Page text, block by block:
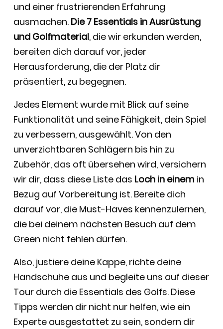
und einer frustrierenden Erfahrung
ausmachen. Die 7 Essentials in Ausrüstung
und Golfmaterial, die wir erkunden werden,
bereiten dich darauf vor, jeder
Herausforderung, die der Platz dir
präsentiert, zu begegnen.
Jedes Element wurde mit Blick auf seine
Funktionalität und seine Fähigkeit, dein Spiel
zu verbessern, ausgewählt. Von den
unverzichtbaren Schlägern bis hin zu
Zubehör, das oft übersehen wird, versichern
wir dir, dass diese Liste das Loch in einem in
Bezug auf Vorbereitung ist. Bereite dich
darauf vor, die Must-Haves kennenzulernen,
die bei deinem nächsten Besuch auf dem
Green nicht fehlen dürfen.
Also, justiere deine Kappe, richte deine
Handschuhe aus und begleite uns auf dieser
Tour durch die Essentials des Golfs. Diese
Tipps werden dir nicht nur helfen, wie ein
Experte ausgestattet zu sein, sondern dir